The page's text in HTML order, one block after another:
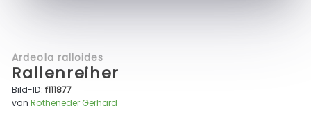
Ardeola ralloides
Rallenreiher
Bild-ID:f111877
vonRotheneder Gerhard